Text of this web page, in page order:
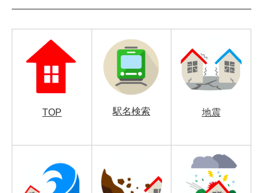
TOP 駅名検索 地震